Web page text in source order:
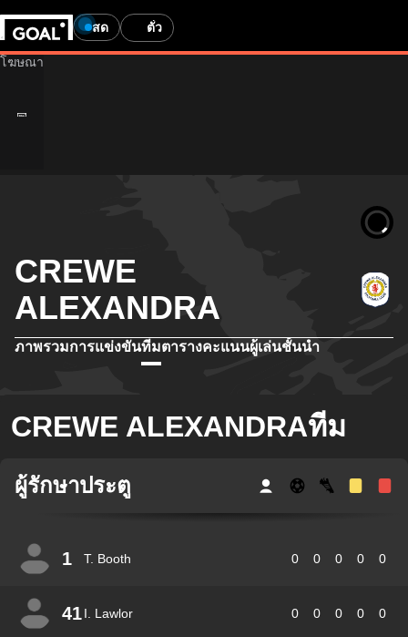
สด ตั๋ว
CREWE
ALEXANDRA
ภาพรวมการแข่งขันทีมตารางคะแนนผู้เล่นชั้นนำ
CREWE ALEXANDRAทีม
ผู้รักษาประตู
1 T. Booth 0 0 0 0 0
41I. Lawlor 0 0 0 0 0